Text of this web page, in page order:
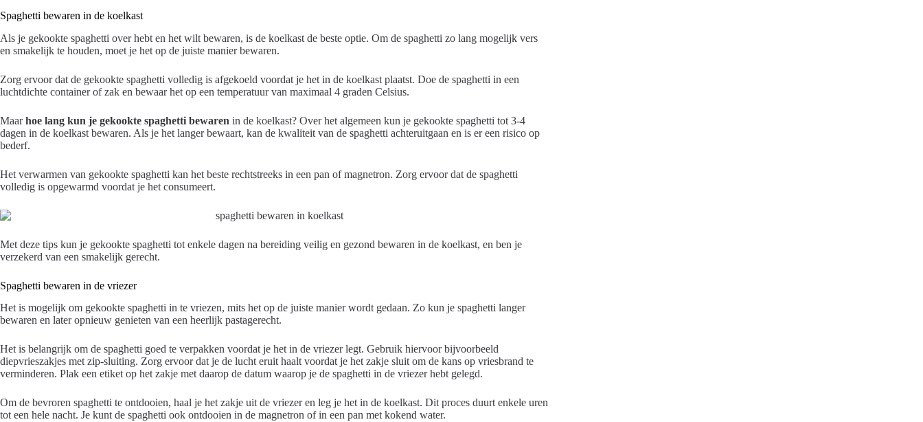
Spaghetti bewaren in de koelkast
Als je gekookte spaghetti over hebt en het wilt bewaren, is de koelkast de beste optie. Om de spaghetti zo lang mogelijk vers
en smakelijk te houden, moet je het op de juiste manier bewaren.
Zorg ervoor dat de gekookte spaghetti volledig is afgekoeld voordat je het in de koelkast plaatst. Doe de spaghetti in een
luchtdichte container of zak en bewaar het op een temperatuur van maximaal 4 graden Celsius.
Maarhoe lang kun je gekookte spaghetti bewaren in de koelkast? Over het algemeen kun je gekookte spaghetti tot 3-4
dagen in de koelkast bewaren. Als je het langer bewaart, kan de kwaliteit van de spaghetti achteruitgaan en is er een risico op
bederf.
Het verwarmen van gekookte spaghetti kan het beste rechtstreeks in een pan of magnetron. Zorg ervoor dat de spaghetti
volledig is opgewarmd voordat je het consumeert.
Met deze tips kun je gekookte spaghetti tot enkele dagen na bereiding veilig en gezond bewaren in de koelkast, en ben je
verzekerd van een smakelijk gerecht.
Spaghetti bewaren in de vriezer
Het is mogelijk om gekookte spaghetti in te vriezen, mits het op de juiste manier wordt gedaan. Zo kun je spaghetti langer
bewaren en later opnieuw genieten van een heerlijk pastagerecht.
Het is belangrijk om de spaghetti goed te verpakken voordat je het in de vriezer legt. Gebruik hiervoor bijvoorbeeld
diepvrieszakjes met zip-sluiting. Zorg ervoor dat je de lucht eruit haalt voordat je het zakje sluit om de kans op vriesbrand te
verminderen. Plak een etiket op het zakje met daarop de datum waarop je de spaghetti in de vriezer hebt gelegd.
Om de bevroren spaghetti te ontdooien, haal je het zakje uit de vriezer en leg je het in de koelkast. Dit proces duurt enkele uren
tot een hele nacht. Je kunt de spaghetti ook ontdooien in de magnetron of in een pan met kokend water.